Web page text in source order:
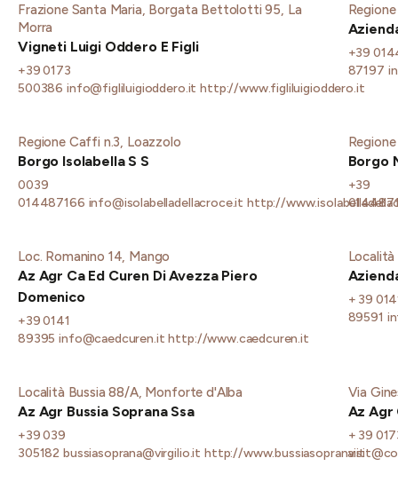
Frazione Santa Maria, Borgata Bettolotti 95, La
Morra
Vigneti Luigi Oddero E Figli
+39 0173
500386 info@figliluigioddero.it http://www.figliluigioddero.it
+39
87197
Regione Caffi n.3, Loazzolo
Borgo Isolabella S S
0039
014487166 info@isolabelladellacroce.it http://
Borgo
+39
Loc. Romanino 14, Mango
Az Agr Ca Ed Curen Di Avezza Piero
Domenico
+39 0141
89395 info@caedcuren.it http://www.caedcuren.it
Località
+ 39
89591
Località Bussia 88/A, Monforte d'Alba
Az Agr Bussia Soprana Ssa
+39 039
305182 bussiasoprana@virgilio.it http://www.bussiasoprana.it
Via
Az Agr
+ 39